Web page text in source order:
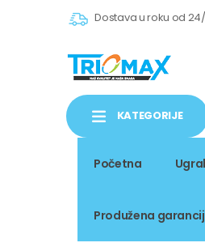
Dostava u roku od
KATEGORIJE
Početna
Produžena